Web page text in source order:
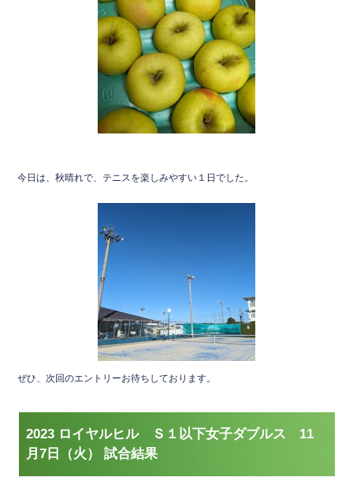
今日は、秋晴れで、テニスを楽しみやすい１日でした。
ぜひ、次回のエントリーお待ちしております。
2023 ロイヤルヒル Ｓ１以下女子ダブルス 11
月7日（火） 試合結果